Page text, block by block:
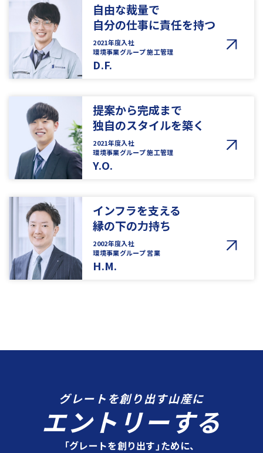
自由な裁量で
自分の仕事に責任を持つ
2021年度入社
環境事業グループ 施工管理
D.F.
提案から完成まで
独自のスタイルを築く
2021年度入社
環境事業グループ 施工管理
Y.O.
インフラを支える
縁の下の力持ち
2002年度入社
環境事業グループ 営業
H.M.
グレートを創り出す山産に
エントリーする
「グレートを創り出す」ために、